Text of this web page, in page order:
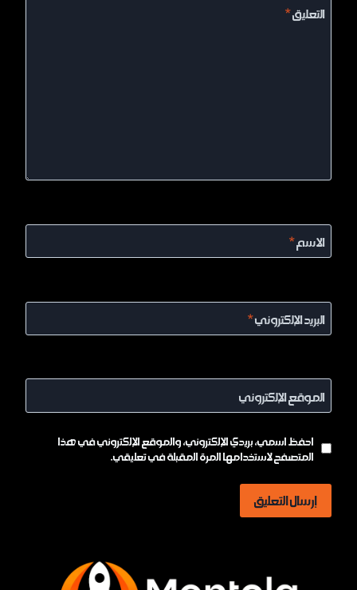
التعليق*
الاسم*
البريد الإلكتروني*
الموقع الإلكتروني
احفظ اسمي، بريدي الإلكتروني، والموقع الإلكتروني في هذا
المتصفح لاستخدامها المرة المقبلة في تعليقي.